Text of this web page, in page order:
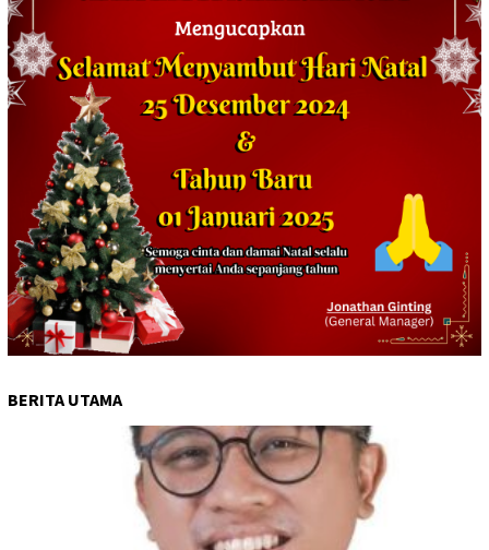
BERITA UTAMA